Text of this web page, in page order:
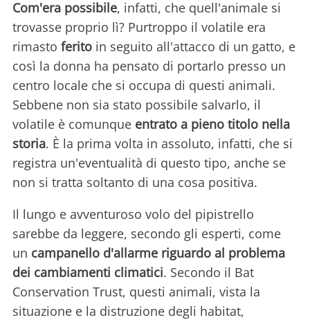
Com'era possibile, infatti, che quell'animale si
trovasse proprio lì? Purtroppo il volatile era
rimasto ferito in seguito all'attacco di un gatto, e
così la donna ha pensato di portarlo presso un
centro locale che si occupa di questi animali.
Sebbene non sia stato possibile salvarlo, il
volatile è comunque entrato a pieno titolo nella
storia. È la prima volta in assoluto, infatti, che si
registra un'eventualità di questo tipo, anche se
non si tratta soltanto di una cosa positiva.
Il lungo e avventuroso volo del pipistrello
sarebbe da leggere, secondo gli esperti, come
un campanello d'allarme riguardo al problema
dei cambiamenti climatici. Secondo il Bat
Conservation Trust, questi animali, vista la
situazione e la distruzione degli habitat,